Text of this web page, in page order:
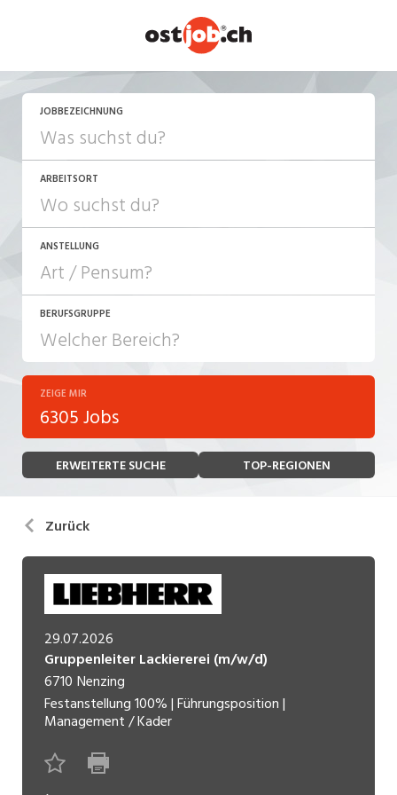
JOBBEZEICHNUNG
ARBEITSORT
ANSTELLUNG
JOB-TYP
Festanstellung
Temporär (befristet)
Freelance
Praktikum
Lehrstelle
Ferienjob
POSITION
Führungsposition
BERUFSGRUPPE
Bank, Versicherung
Bau, Handwerk, Elektro
Bildung, Kunst, Design, Soziale Berufe, Sport
Einkauf, Logistik, Transport, Verkehr
Engineering, Technik, Architektur
Finanzen, Controlling, Treuhand, Recht
Gartenbau, Landwirtschaft, Forstwirtschaft
Gastronomie, Hotellerie, Tourismus,
Immobilien, Facility Management, Reinigung
ZEIGE MIR
6305 Jobs
ERWEITERTE SUCHE TOP-REGIONEN
Zurück
29.07.2026
Gruppenleiter Lackiererei (m/w/d)
6710 Nenzing
Festanstellung100%|Führungsposition|
Management / Kader